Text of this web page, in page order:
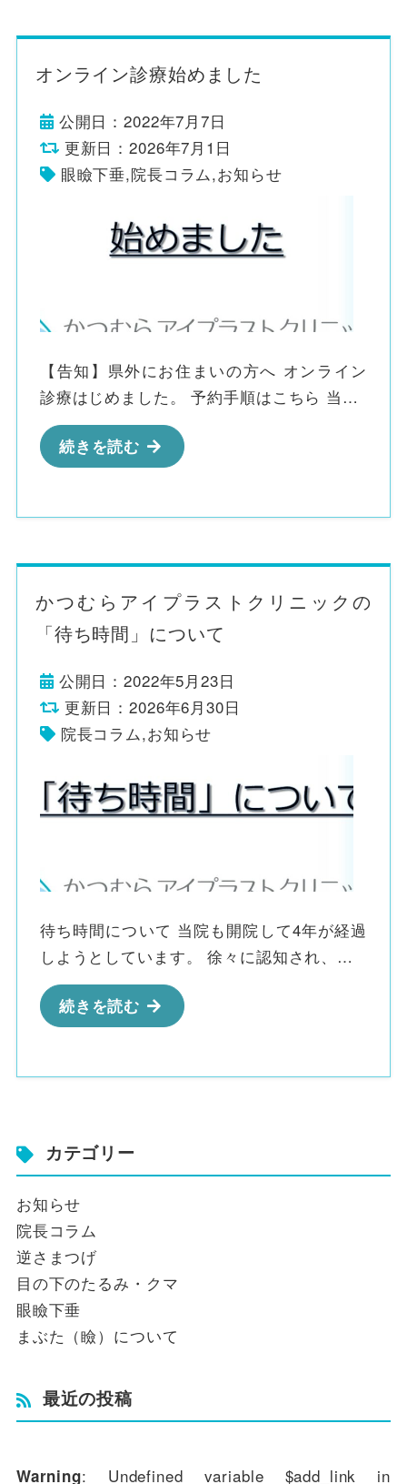
オンライン診療始めました
公開日：2022年7月7日
更新日：2026年7月1日
眼瞼下垂,院長コラム,お知らせ
【告知】県外にお住まいの方へ オンライン
診療はじめました。 予約手順はこちら 当…
続きを読む
かつむらアイプラストクリニックの
「待ち時間」について
公開日：2022年5月23日
更新日：2026年6月30日
院長コラム,お知らせ
待ち時間について 当院も開院して4年が経過
しようとしています。 徐々に認知され、…
続きを読む
カテゴリー
お知らせ
院長コラム
逆さまつげ
目の下のたるみ・クマ
眼瞼下垂
まぶた（瞼）について
最近の投稿
Warning: Undefined variable $add_link in